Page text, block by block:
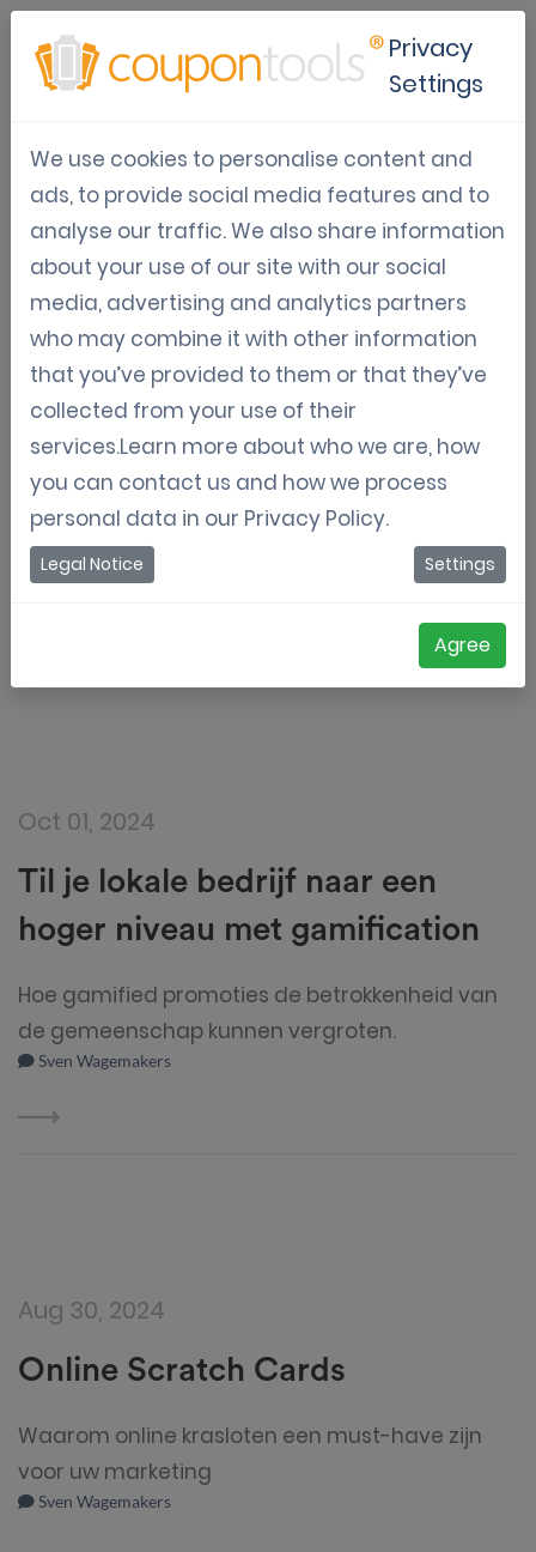
Gamificatie
De voordelen, Do's and Don'ts, en richtlijnen over
hoe je jouw mobiele marketing kunt verrijken
Mar 18, 2025
Coupontools verovert het
Verenigd Koninkrijk: Ons succes
met de Poundland Perks-app
Sven Wagemakers
Oct 01, 2024
Til je lokale bedrijf naar een
hoger niveau met gamification
Hoe gamified promoties de betrokkenheid van
de gemeenschap kunnen vergroten.
Sven Wagemakers
Aug 30, 2024
Online Scratch Cards
Waarom online krasloten een must-have zijn
voor uw marketing
Sven Wagemakers
Privacy
Settings
We use cookies to personalise content and
ads, to provide social media features and to
analyse our traffic. We also share information
about your use of our site with our social
media, advertising and analytics partners
who may combine it with other information
that you’ve provided to them or that they’ve
collected from your use of their
services.Learn more about who we are, how
you can contact us and how we process
personal data in our Privacy Policy.
Legal Notice Settings
Agree